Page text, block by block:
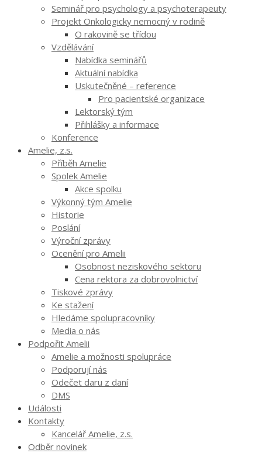
Seminář pro psychology a psychoterapeuty
Projekt Onkologicky nemocný v rodině
O rakovině se třídou
Vzdělávání
Nabídka seminářů
Aktuální nabídka
Uskutečněné – reference
Pro pacientské organizace
Lektorský tým
Přihlášky a informace
Konference
Amelie, z.s.
Příběh Amelie
Spolek Amelie
Akce spolku
Výkonný tým Amelie
Historie
Poslání
Výroční zprávy
Ocenění pro Amelii
Osobnost neziskového sektoru
Cena rektora za dobrovolnictví
Tiskové zprávy
Ke stažení
Hledáme spolupracovníky
Media o nás
Podpořit Amelii
Amelie a možnosti spolupráce
Podporují nás
Odečet daru z daní
DMS
Události
Kontakty
Kancelář Amelie, z.s.
Odběr novinek